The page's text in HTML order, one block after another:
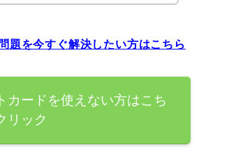
題を今すぐ解決したい方はこちら
カードを使えない方はこち
リック